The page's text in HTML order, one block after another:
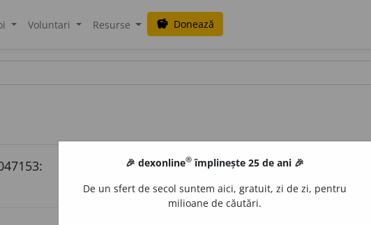
Voluntari Resurse savings Donează
🎉 dexonline® împlinește 25 de ani 🎉
De un sfert de secol suntem aici, gratuit, zi de zi, pentru
milioane de căutări.